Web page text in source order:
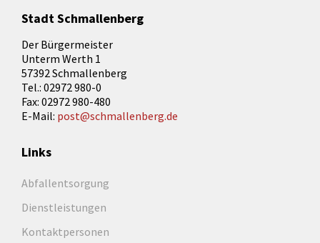
Stadt Schmallenberg
Der Bürgermeister
Unterm Werth 1
57392 Schmallenberg
Tel.: 02972 980-0
Fax: 02972 980-480
E-Mail: post@schmallenberg.de
Links
Abfallentsorgung
Dienstleistungen
Kontaktpersonen